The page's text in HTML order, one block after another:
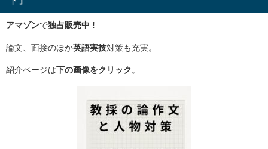
アマゾンで独占販売中 !
論文、面接のほか英語実技対策も充実。
紹介ページは下の画像をクリック 。